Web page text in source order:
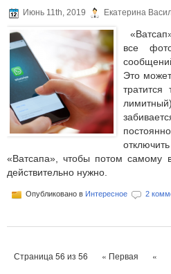
Июнь 11th, 2019 Екатерина
все
Это
«Ватсапа», чтобы потом самому
действительно нужно.
Опубликовано в Интересное 2
Страница 56 из 56 « Первая «